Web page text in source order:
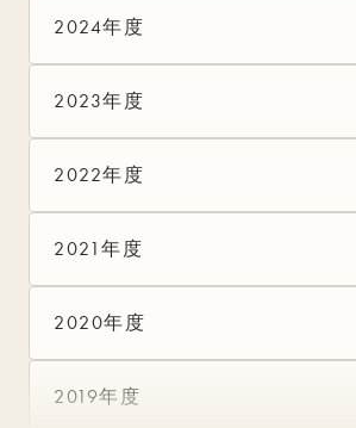
2024年度
2023年度
2022年度
2021年度
2020年度
2019年度